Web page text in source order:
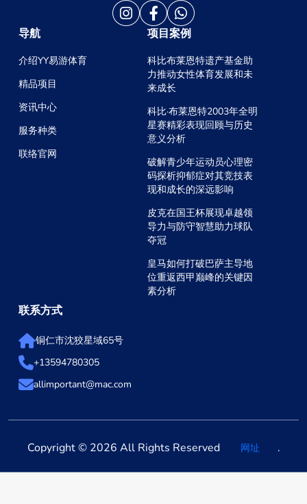
导航
介绍YY易游体育
精品项目
资讯中心
服务种类
联络官网
项目案例
科比布莱恩特遗产基金助
力推动女性体育发展和未
来成长
科比·布莱恩特2003年全明
星赛精彩表现回顾与历史
意义分析
破解青少年运动员心理密
码探析抑郁症对其竞技表
现和成长的深远影响
皮克在国王杯展现卓越领
导力与防守智慧助力球队
夺冠
皇马如何打破巴萨主导地
位重返西甲巅峰的关键因
素分析
联系方式
铜仁市沈狡星域65号
+13594780305
allimportant@mac.com
Copyright © 2026 All Rights Reserved 网址 .